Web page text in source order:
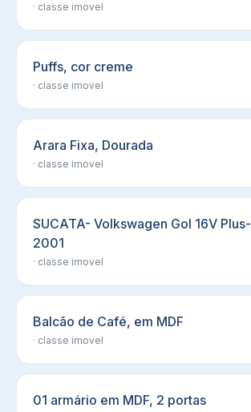
· classe imovel
Puffs, cor creme
· classe imovel
Arara Fixa, Dourada
· classe imovel
SUCATA- Volkswagen Gol 16V Plus-
2001
· classe imovel
Balcão de Café, em MDF
· classe imovel
01 armário em MDF, 2 portas